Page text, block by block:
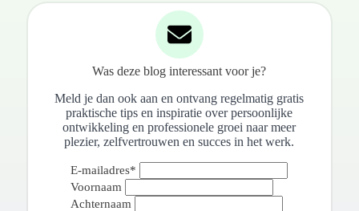
Was deze blog interessant voor je?
Meld je dan ook aan en ontvang regelmatig gratis
praktische tips en inspiratie over persoonlijke
ontwikkeling en professionele groei naar meer
plezier, zelfvertrouwen en succes in het werk.
E-mailadres*
Voornaam
Achternaam